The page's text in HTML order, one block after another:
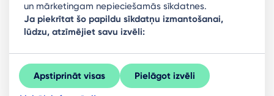
Ready to stay in the loop on Rigas business
community? Subscribe to our newsletter.
Sign Up
un mārketingam nepieciešamās sīkdatnes.
Ja piekrītat šo papildu sīkdatņu izmantošanai,
lūdzu, atzīmējiet savu izvēli:
Apstiprināt visas Pielāgot izvēli